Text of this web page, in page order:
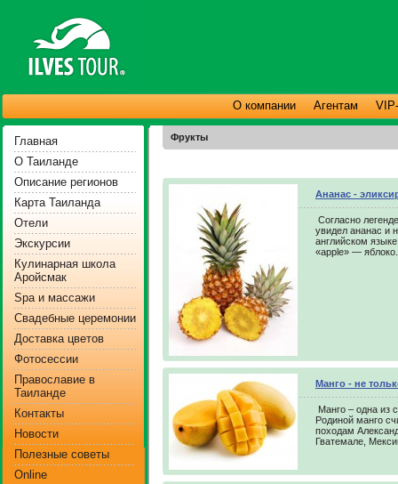
О компании Агентам
Главная
О Таиланде
Описание регионов
Карта Таиланда
Отели
Экскурсии
Кулинарная школа
Аройсмак
Spa и массажи
Свадебные церемонии
Доставка цветов
Фотосессии
Православие в
Таиланде
Контакты
Новости
Полезные советы
Online
Фрукты
Ананас -
Согласно
увидел ананас и
английском
«apple» —
Манго - не
Манго – одна из
Родиной манго
походам
Гватемале,